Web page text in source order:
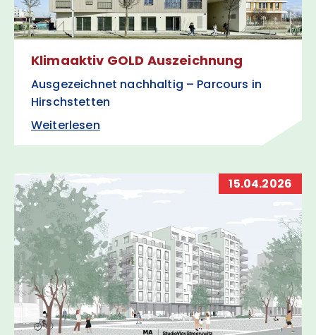
Klimaaktiv GOLD Auszeichnung
Ausgezeichnet nachhaltig – Parcours in
Hirschstetten
Weiterlesen
15.04.2026